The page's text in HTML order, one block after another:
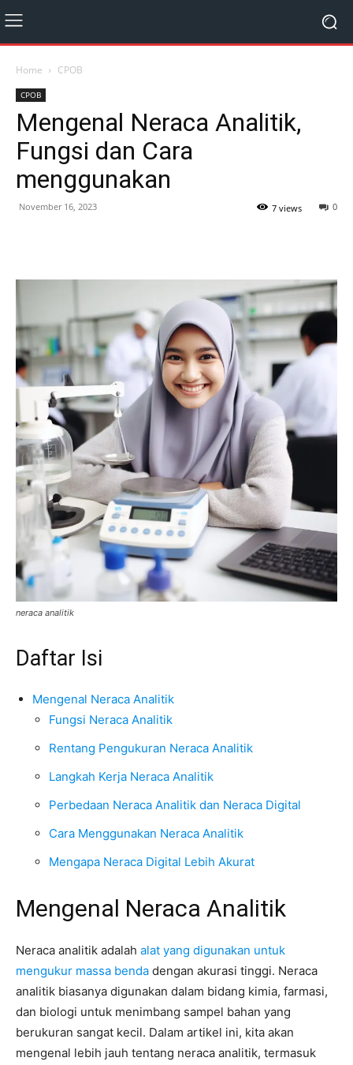
Home CPOB
CPOB
Mengenal Neraca Analitik,
Fungsi dan Cara
menggunakan
November 16, 2023 0
7 views
neraca analitik
Daftar Isi
Mengenal Neraca Analitik
Fungsi Neraca Analitik
Rentang Pengukuran Neraca Analitik
Langkah Kerja Neraca Analitik
Perbedaan Neraca Analitik dan Neraca Digital
Cara Menggunakan Neraca Analitik
Mengapa Neraca Digital Lebih Akurat
Mengenal Neraca Analitik
Neraca analitik adalah alat yang digunakan untuk
mengukur massa benda dengan akurasi tinggi. Neraca
analitik biasanya digunakan dalam bidang kimia, farmasi,
dan biologi untuk menimbang sampel bahan yang
berukuran sangat kecil. Dalam artikel ini, kita akan
mengenal lebih jauh tentang neraca analitik, termasuk